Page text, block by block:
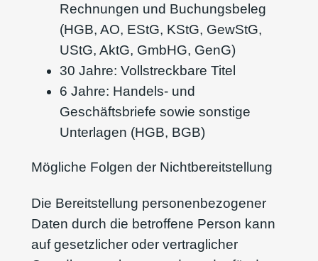
Rechnungen und Buchungsbeleg
(HGB, AO, EStG, KStG, GewStG,
UStG, AktG, GmbHG, GenG)
30 Jahre: Vollstreckbare Titel
6 Jahre: Handels- und
Geschäftsbriefe sowie sonstige
Unterlagen (HGB, BGB)
Mögliche Folgen der Nichtbereitstellung
Die Bereitstellung personenbezogener
Daten durch die betroffene Person kann
auf gesetzlicher oder vertraglicher